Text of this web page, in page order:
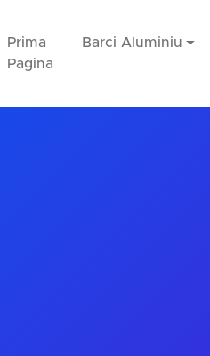
Prima
Pagina
Barci Aluminiu